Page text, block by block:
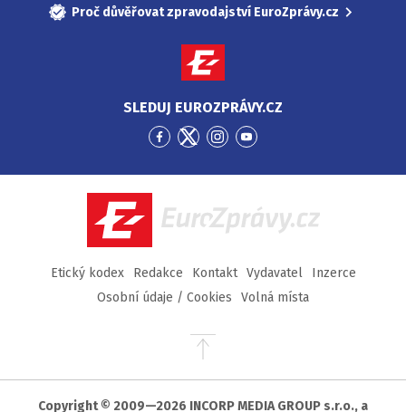
Proč důvěřovat zpravodajství EuroZprávy.cz
SLEDUJ EUROZPRÁVY.CZ
Přejít
Facebook
Přejít
Twitter
Přejít
Instagram
Přejít
YouTube
EuroZprávy.cz
Etický kodex Redakce Kontakt Vydavatel
Inzerce
Osobní údaje / Cookies
Volná místa
Přejít
stránky
Copyright © 2009—2026 INCORP MEDIA GROUP s.r.o., a